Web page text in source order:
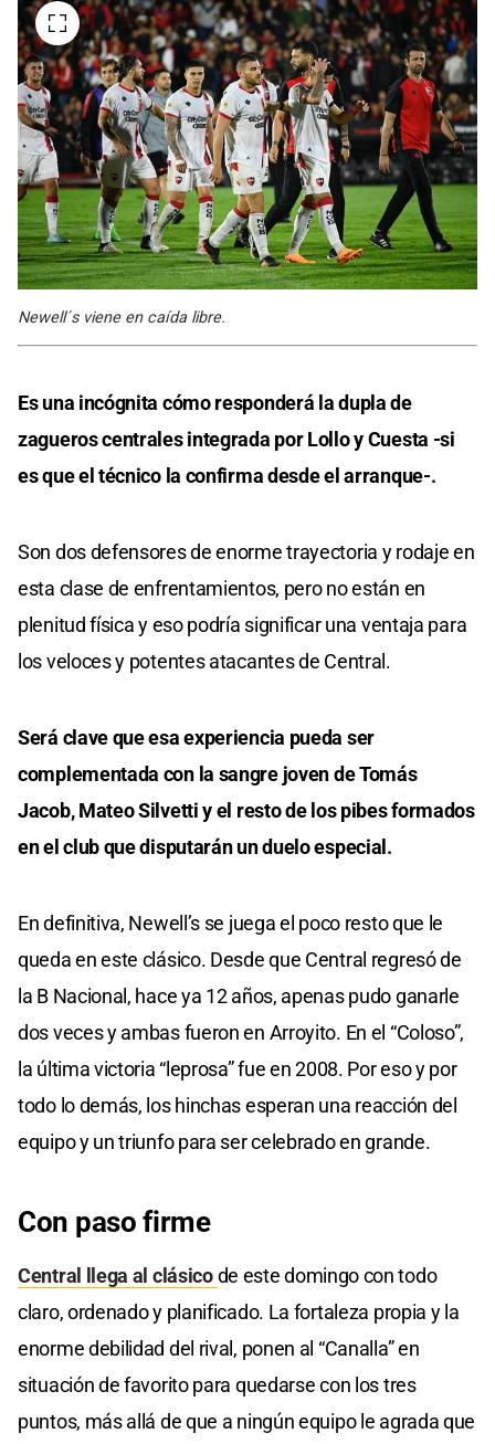
Newell´s viene en caída libre.
Es una incógnita cómo responderá la dupla de
zagueros centrales integrada por Lollo y Cuesta -si
es que el técnico la confirma desde el arranque-.
Son dos defensores de enorme trayectoria y rodaje en
esta clase de enfrentamientos, pero no están en
plenitud física y eso podría significar una ventaja para
los veloces y potentes atacantes de Central.
Será clave que esa experiencia pueda ser
complementada con la sangre joven de Tomás
Jacob, Mateo Silvetti y el resto de los pibes formados
en el club que disputarán un duelo especial.
En definitiva, Newell’s se juega el poco resto que le
queda en este clásico. Desde que Central regresó de
la B Nacional, hace ya 12 años, apenas pudo ganarle
dos veces y ambas fueron en Arroyito. En el “Coloso”,
la última victoria “leprosa” fue en 2008. Por eso y por
todo lo demás, los hinchas esperan una reacción del
equipo y un triunfo para ser celebrado en grande.
Con paso firme
Central llega al clásicode este domingo con todo
claro, ordenado y planificado. La fortaleza propia y la
enorme debilidad del rival, ponen al “Canalla” en
situación de favorito para quedarse con los tres
puntos, más allá de que a ningún equipo le agrada que